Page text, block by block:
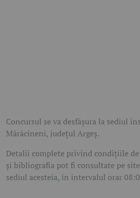
Concursul se va desfășura la sediul
Mărăcineni, județul Argeș.
Detalii complete privind condițiile
și bibliografia pot fi consultate pe
sediul acesteia, în intervalul orar